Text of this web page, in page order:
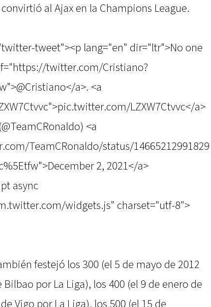
al Ajax en la Champions League.
tweet"><p lang="en" dir="ltr">No one
twitter.com/Cristiano?
a>. <a
LZXW7Ctvvc</a>
<a
TeamCRonaldo/status/14665212991829
2, 2021</a>
async
widgets.js" charset="utf-8">
festejó los 300 (el 5 de mayo de 2012
por La Liga), los 400 (el 9 de enero de